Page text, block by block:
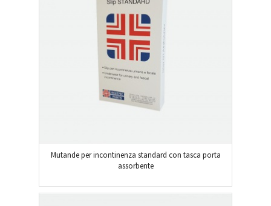
Mutande per incontinenza standard con tasca porta
assorbente